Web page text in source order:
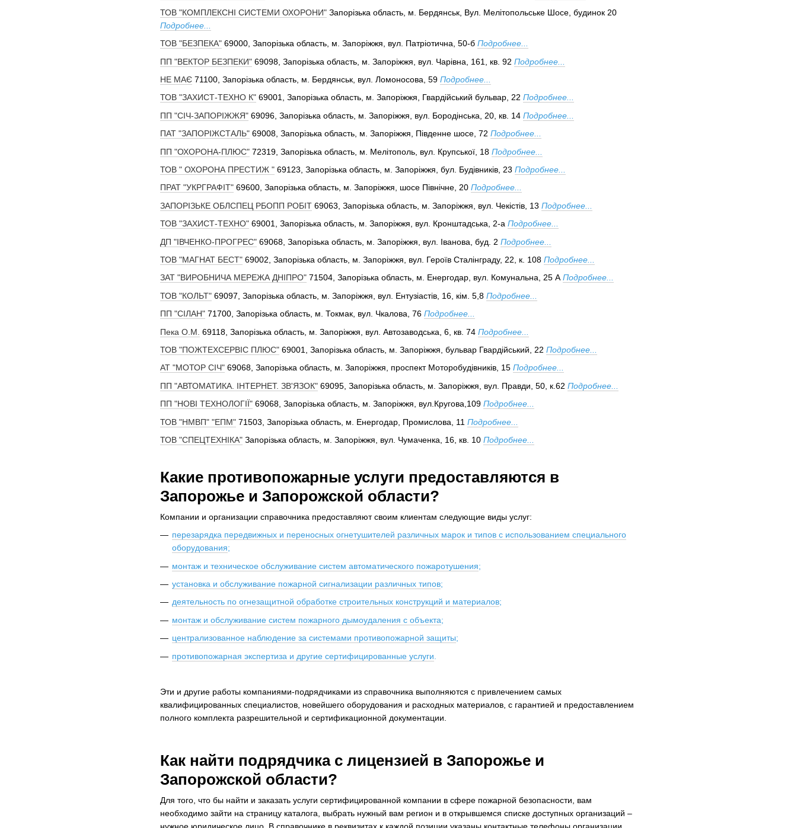
ТОВ "КОМПЛЕКСНІ СИСТЕМИ ОХОРОНИ" Запорізька область, м. Бердянськ, Вул. Мелітопольське Шосе, будинок 20
Подробнее...
ТОВ "БЕЗПЕКА" 69000, Запорізька область, м. Запоріжжя, вул. Патріотична, 50-б Подробнее...
ПП "ВЕКТОР БЕЗПЕКИ" 69098, Запорізька область, м. Запоріжжя, вул. Чарівна, 161, кв. 92 Подробнее...
НЕ МАЄ 71100, Запорізька область, м. Бердянськ, вул. Ломоносова, 59 Подробнее...
ТОВ "ЗАХИСТ-ТЕХНО К" 69001, Запорізька область, м. Запоріжжя, Гвардійський бульвар, 22 Подробнее...
ПП "СІЧ-ЗАПОРІЖЖЯ" 69096, Запорізька область, м. Запоріжжя, вул. Бородінська, 20, кв. 14 Подробнее...
ПАТ "ЗАПОРІЖСТАЛЬ" 69008, Запорізька область, м. Запоріжжя, Південне шосе, 72 Подробнее...
ПП "ОХОРОНА-ПЛЮС" 72319, Запорізька область, м. Мелітополь, вул. Крупської, 18 Подробнее...
ТОВ " ОХОРОНА ПРЕСТИЖ " 69123, Запорізька область, м. Запоріжжя, бул. Будівників, 23 Подробнее...
ПРАТ "УКРГРАФІТ" 69600, Запорізька область, м. Запоріжжя, шосе Північне, 20 Подробнее...
ЗАПОРІЗЬКЕ ОБЛСПЕЦ РБОПП РОБІТ 69063, Запорізька область, м. Запоріжжя, вул. Чекістів, 13 Подробнее...
ТОВ "ЗАХИСТ-ТЕХНО" 69001, Запорізька область, м. Запоріжжя, вул. Кронштадська, 2-а Подробнее...
ДП "ІВЧЕНКО-ПРОГРЕС" 69068, Запорізька область, м. Запоріжжя, вул. Іванова, буд. 2 Подробнее...
ТОВ "МАГНАТ БЕСТ" 69002, Запорізька область, м. Запоріжжя, вул. Героїв Сталінграду, 22, к. 108 Подробнее...
ЗАТ "ВИРОБНИЧА МЕРЕЖА ДНІПРО" 71504, Запорізька область, м. Енергодар, вул. Комунальна, 25 А Подробнее...
ТОВ "КОЛЬТ" 69097, Запорізька область, м. Запоріжжя, вул. Ентузіастів, 16, кім. 5,8 Подробнее...
ПП "СІЛАН" 71700, Запорізька область, м. Токмак, вул. Чкалова, 76 Подробнее...
Пека О.М. 69118, Запорізька область, м. Запоріжжя, вул. Автозаводська, 6, кв. 74 Подробнее...
ТОВ "ПОЖТЕХСЕРВІС ПЛЮС" 69001, Запорізька область, м. Запоріжжя, бульвар Гвардійський, 22 Подробнее...
АТ "МОТОР СІЧ" 69068, Запорізька область, м. Запоріжжя, проспект Моторобудівників, 15 Подробнее...
ПП "АВТОМАТИКА. ІНТЕРНЕТ. ЗВ'ЯЗОК" 69095, Запорізька область, м. Запоріжжя, вул. Правди, 50, к.62 Подробнее...
ПП "НОВІ ТЕХНОЛОГІЇ" 69068, Запорізька область, м. Запоріжжя, вул.Кругова,109 Подробнее...
ТОВ "НМВП" "ЕПМ" 71503, Запорізька область, м. Енергодар, Промислова, 11 Подробнее...
ТОВ "СПЕЦТЕХНІКА" Запорізька область, м. Запоріжжя, вул. Чумаченка, 16, кв. 10 Подробнее...
Какие противопожарные услуги предоставляются в
Запорожье и Запорожской области?
Компании и организации справочника предоставляют своим клиентам следующие виды услуг:
перезарядка передвижных и переносных огнетушителей различных марок и типов с использованием специального
оборудования;
монтаж и техническое обслуживание систем автоматического пожаротушения;
установка и обслуживание пожарной сигнализации различных типов;
деятельность по огнезащитной обработке строительных конструкций и материалов;
монтаж и обслуживание систем пожарного дымоудаления с объекта;
централизованное наблюдение за системами противопожарной защиты;
противопожарная экспертиза и другие сертифицированные услуги
Эти и другие работы компаниями-подрядчиками из справочника выполняются с привлечением самых
квалифицированных специалистов, новейшего оборудования и расходных материалов, с гарантией и предоставлением
полного комплекта разрешительной и сертификационной документации.
Как найти подрядчика с лицензией в Запорожье и
Запорожской области?
Для того, что бы найти и заказать услуги сертифицированной компании в сфере пожарной безопасности, вам
необходимо зайти на страницу каталога, выбрать нужный вам регион и в открывшемся списке доступных организаций –